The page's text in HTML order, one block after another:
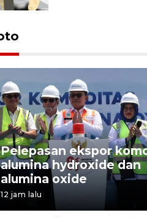
Pelepasan ekspor
alumina hydroxide dan
alumina oxide
12 jam lalu